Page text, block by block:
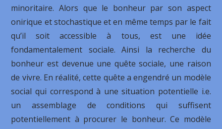
minoritaire. Alors que le bonheur par son aspect
onirique et stochastique et en même temps par le fait
qu’il soit accessible à tous, est une idée
fondamentalement sociale. Ainsi la recherche du
bonheur est devenue une quête sociale, une raison
de vivre. En réalité, cette quête a engendré un modèle
social qui correspond à une situation potentielle i.e.
un assemblage de conditions qui suffisent
potentiellement à procurer le bonheur. Ce modèle